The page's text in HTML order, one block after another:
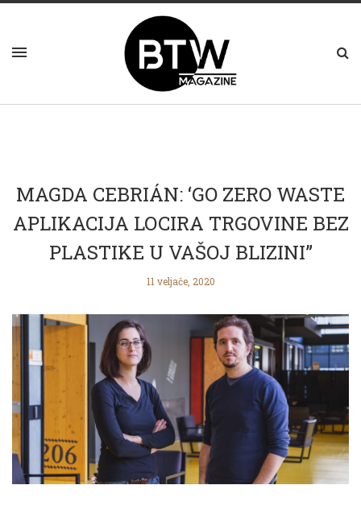
MAGDA CEBRIÁN: ‘GO ZERO WASTE
APLIKACIJA LOCIRA TRGOVINE BEZ
PLASTIKE U VAŠOJ BLIZINI”
11 veljače, 2020